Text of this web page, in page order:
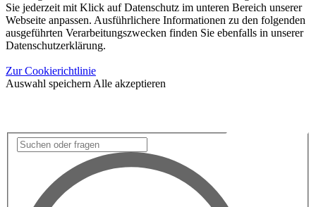
Sie jederzeit mit Klick auf Datenschutz im unteren Bereich unserer
Webseite anpassen. Ausführlichere Informationen zu den folgenden
ausgeführten Verarbeitungszwecken finden Sie ebenfalls in unserer
Datenschutzerklärung.
Zur Cookierichtlinie
Auswahl speichern Alle akzeptieren